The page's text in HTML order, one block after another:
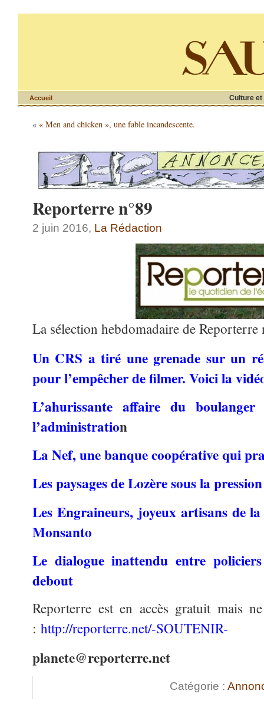
Culture et
Accueil
« « Men and chicken », une fable incandescente.
Reporterre n°89
2 juin 2016, La Rédaction
La sélection hebdomadaire de Reporterre
Un CRS a tiré une grenade sur un
pour l’empêcher de filmer. Voici la
L’ahurissante affaire du boulanger
l’administration
La Nef, une banque coopérative qui
Les paysages de Lozère sous la
Les Engraineurs, joyeux artisans de
Monsanto
Le dialogue inattendu entre
debout
Reporterre est en accès gratuit mais
: http://reporterre.net/-SOUTENIR-
planete@reporterre.net
Catégorie :